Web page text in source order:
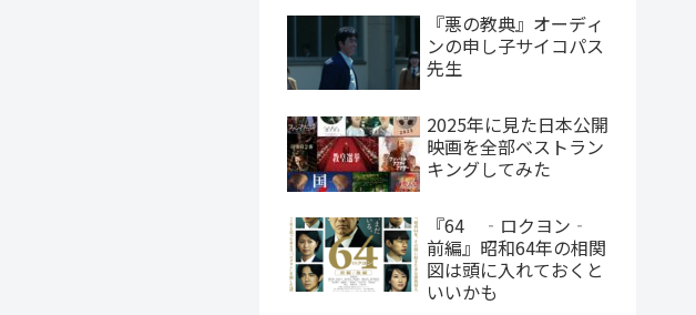
『悪の教典』オーディ
ンの申し子サイコパス
先生
2025年に見た日本公開
映画を全部ベストラン
キングしてみた
『64 ‐ロクヨン‐
前編』昭和64年の相関
図は頭に入れておくと
いいかも